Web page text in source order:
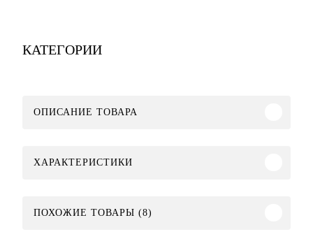
КАТЕГОРИИ
ОПИСАНИЕ ТОВАРА
ХАРАКТЕРИСТИКИ
ПОХОЖИЕ ТОВАРЫ (8)